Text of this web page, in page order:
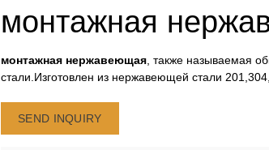
монтажная
монтажная нержавеющая , также называемая
стали.Изготовлен из нержавеющей стали
SEND INQUIRY